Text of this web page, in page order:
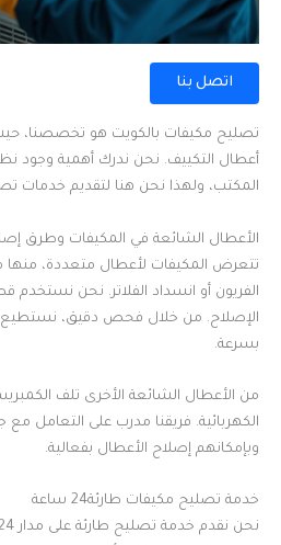
اتصل بنا
تصليح مكيفات بالكويت هو تخصصنا،
أعطال التكييف. نحن ندرك أهمية وجود
المكتب، ولهذا نحن هنا لتقديم خدمات
الأعطال الشائعة في المكيفات وطرق
تتعرض المكيفات لأعطال متعددة،
الفريون أو انسداد الفلاتر. نحن
الإصلاح. من خلال فحص دقيق،
بسرعة.
من الأعطال الشائعة الأخرى تلف
الكهربائية. فريقنا مدرب على التعامل مع
وبإمكانهم إصلاح الأعطال بفعالية.
خدمة تصليح مكيفات طارئة24 ساعة